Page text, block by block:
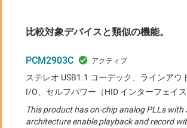
比較対象デバイスと類似の機能。
PCM2903C
ステレオ USB1.1 コーデック、ラインアウ
I/O、セルフパワー（HID インターフェイス
This product has on-chip analog PLLs with
architecture enable playback and record